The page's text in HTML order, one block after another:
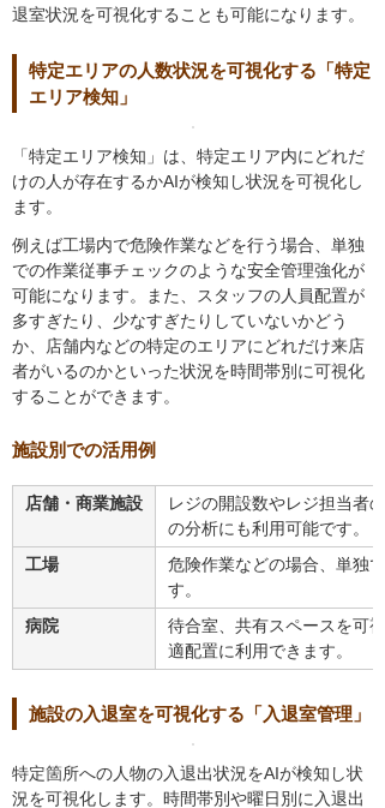
退室状況を可視化することも可能になります。
特定エリアの人数状況を可視化する「特定
エリア検知」
「特定エリア検知」は、特定エリア内にどれだ
けの人が存在するかAIが検知し状況を可視化し
ます。
例えば工場内で危険作業などを行う場合、単独
での作業従事チェックのような安全管理強化が
可能になります。また、スタッフの人員配置が
多すぎたり、少なすぎたりしていないかどう
か、店舗内などの特定のエリアにどれだけ来店
者がいるのかといった状況を時間帯別に可視化
することができます。
施設別での活用例
店舗・商業施設
レジの開設数やレジ担当者
の分析にも利用可能です。
工場
危険作業などの場合、単独
す。
病院
待合室、共有スペースを可
適配置に利用できます。
施設の入退室を可視化する「入退室管理」
特定箇所への人物の入退出状況をAIが検知し状
況を可視化します。時間帯別や曜日別に入退出